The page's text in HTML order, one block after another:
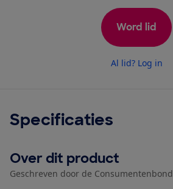
Word lid
Al lid? Log in
Specificaties
Over dit product
Geschreven door de Consumentenbond